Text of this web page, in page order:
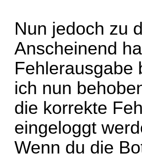
Nun jedoch zu
Anscheinend
ich nun
die korrekte
eingeloggt
Wenn du die